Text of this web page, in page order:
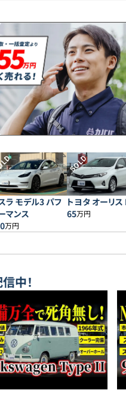
ラ モデル3 パフ
マンス
万円
SOLD
トヨタ オーリス
65万円
中！